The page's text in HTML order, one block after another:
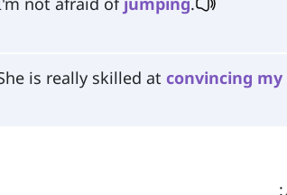
is really skilled atconvincing my